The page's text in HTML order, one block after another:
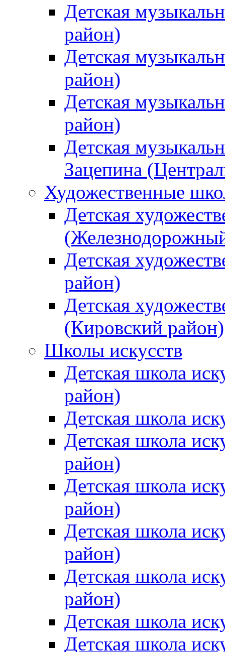
Детская
район)
Детская
район)
Детская
район)
Детская
Зацепина
Художественные
Детская
Детская
район)
Детская
(Кировский район)
Школы искусств
Детская школа
район)
Детская школа
Детская школа
район)
Детская школа
район)
Детская школа
район)
Детская школа
район)
Детская школа
Детская школа